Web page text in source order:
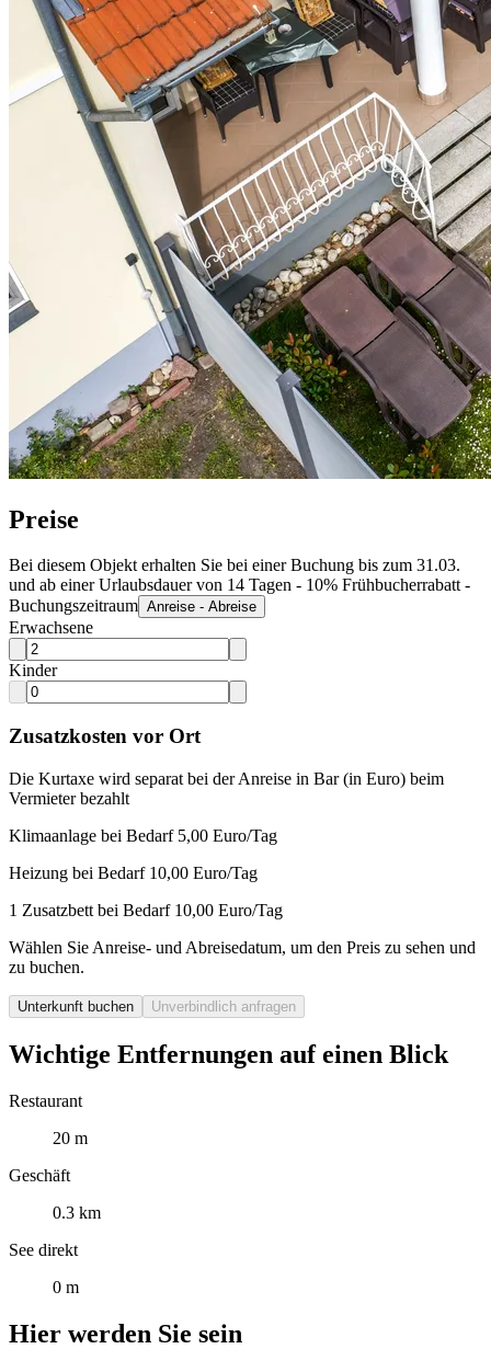
Preise
Bei diesem Objekt erhalten Sie bei einer Buchung bis zum 31.03.
und ab einer Urlaubsdauer von 14 Tagen - 10% Frühbucherrabatt -
Buchungszeitraum Anreise - Abreise
Erwachsene
Kinder
Zusatzkosten vor Ort
Die Kurtaxe wird separat bei der Anreise in Bar (in Euro) beim
Vermieter bezahlt
Klimaanlage bei Bedarf 5,00 Euro/Tag
Heizung bei Bedarf 10,00 Euro/Tag
1 Zusatzbett bei Bedarf 10,00 Euro/Tag
Wählen Sie Anreise- und Abreisedatum, um den Preis zu sehen und
zu buchen.
Unterkunft buchen Unverbindlich anfragen
Wichtige Entfernungen auf einen Blick
Restaurant
20 m
Geschäft
0.3 km
See direkt
0 m
Hier werden Sie sein